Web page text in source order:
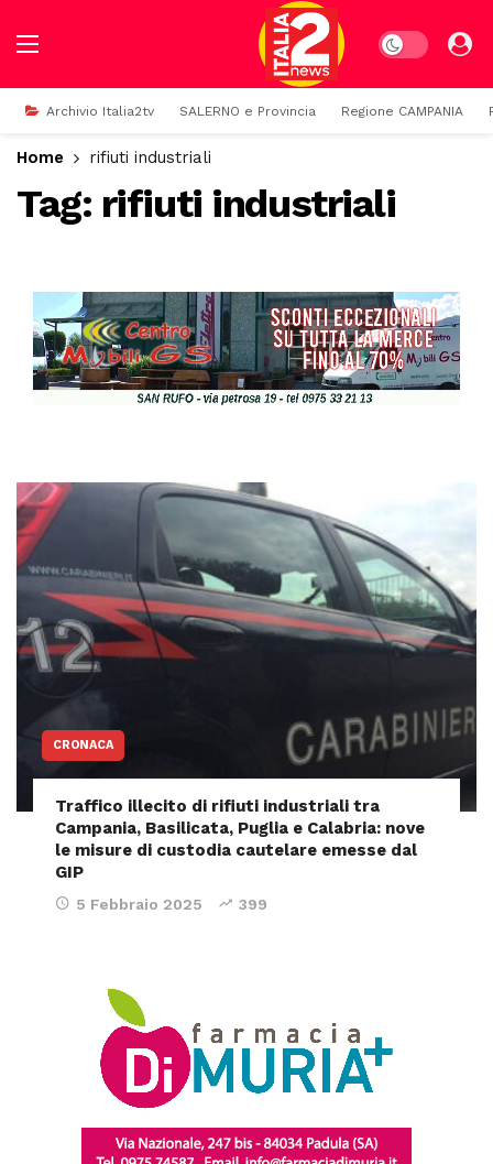
Dark mode
Archivio Italia2tv SALERNO e Provincia Regione CAMPANIA
Home rifiuti industriali
Tag: rifiuti industriali
CRONACA
Traffico illecito di rifiuti industriali tra
Campania, Basilicata, Puglia e Calabria: nove
le misure di custodia cautelare emesse dal
GIP
5 Febbraio 2025 399